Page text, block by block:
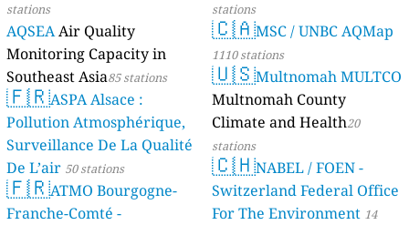
stations
AQSEAAir Quality
Monitoring Capacity in
Southeast Asia85 stations
🇫🇷ASPA Alsace :
Pollution Atmosphérique,
Surveillance De La Qualité
De L’air 50 stations
🇫🇷ATMO Bourgogne-
Franche-Comté -
stations
🇨🇦MSC / UNBC AQMap
1110 stations
🇺🇸Multnomah MULTCO
Multnomah County
Climate and Health20
stations
🇨🇭NABEL / FOEN -
Switzerland Federal Office
For The Environment 14